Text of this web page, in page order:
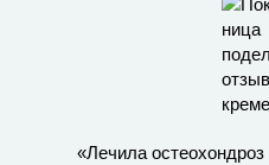
«Лечила